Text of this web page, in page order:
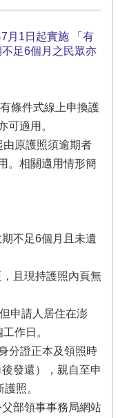
月1日起實施 「有
足6個月之民眾亦
條件式線上申換護
可適用。
原護照須逾期者
。相關適用情形簡
不足6個月且未遺
且現持護照內頁無
申請人居住在澎
作日。
分證正本及領照時
發還），親自至申
照。
部領事事務局網站